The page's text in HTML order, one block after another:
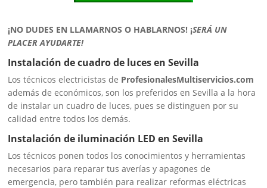
¡NO DUDES EN LLAMARNOS O HABLARNOS! ¡SERÁ UN
PLACER AYUDARTE!
Instalación de cuadro de luces en Sevilla
Los técnicos electricistas de ProfesionalesMultiservicios.com
además de económicos, son los preferidos en Sevilla a la hora
de instalar un cuadro de luces, pues se distinguen por su
calidad entre todos los demás.
Instalación de iluminación LED en Sevilla
Los técnicos ponen todos los conocimientos y herramientas
necesarios para reparar tus averías y apagones de
emergencia, pero también para realizar reformas eléctricas